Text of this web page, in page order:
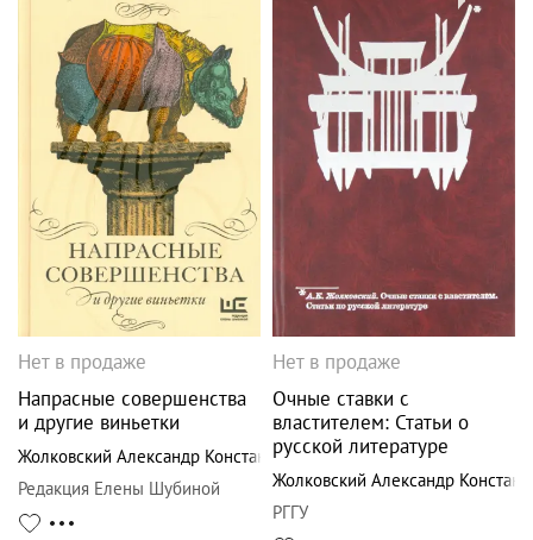
Нет в продаже
Напрасные совершенства
и другие виньетки
Жолковский Александр Константинович
Редакция Елены Шубиной
Нет в продаже
Очные ставки с
властителем: Статьи о
русской литературе
Жолковский Александр
РГГУ